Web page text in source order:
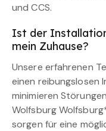
und CCS.
Ist der
mein Zuhause?
Unsere erfahrenen
einen reibungslosen
minimieren
Wolfsburg
sorgen für eine